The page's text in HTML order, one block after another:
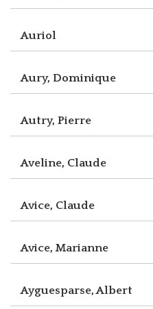
Auriol
Aury, Dominique
Autry, Pierre
Aveline, Claude
Avice, Claude
Avice, Marianne
Ayguesparse, Albert